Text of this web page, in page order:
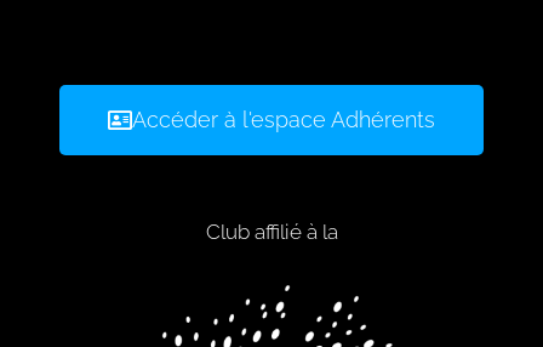
Accéder à l'espace Adhérents
Club affilié à la